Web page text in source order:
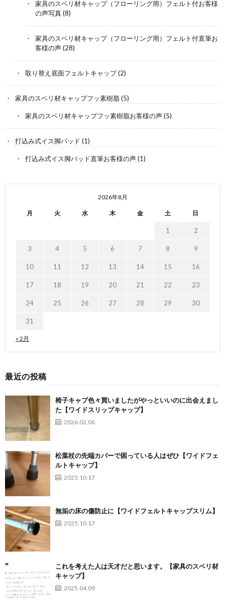
家具のスベリ材キャップ（フローリング用）フェルト付お客様
の声写真(8)
家具のスベリ材キャップ（フローリング用）フェルト付直筆お
客様の声(28)
取り替え底面フェルトキャップ(2)
家具のスベリ材キャップフッ素樹脂(5)
家具のスベリ材キャップフッ素樹脂お客様の声(5)
打込み式イス脚パッド (1)
打込み式イス脚パッド直筆お客様の声(1)
2026年8月
月 火 水 木 金 土 日
« 2月
1 2
3 4 5 6 7 8 9
10 11 12 13 14 15 16
17 18 19 20 21 22 23
24 25 26 27 28 29 30
31
最近の投稿
椅子キャプ色々買いましたがやっといいのに出会えまし
た【ワイドスリップキャップ】
2026.02.06
松葉杖の先端カバーで困っている人はぜひ【ワイドフェ
ルトキャップ】
2025.10.17
無垢の床の傷防止に【ワイドフェルトキャップスリム】
2025.10.17
これを考えた人は天才だと思います。【家具のスベリ材
キャップ】
2025.04.09